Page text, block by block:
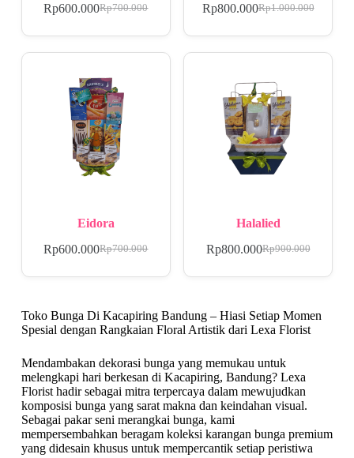
Rp700.000
Rp600.000 Rp1.000.000
Rp800.000
Eidora
Rp700.000
Rp600.000
Halalied
Rp900.000
Rp800.000
Toko Bunga Di Kacapiring Bandung – Hiasi Setiap Momen
Spesial dengan Rangkaian Floral Artistik dari Lexa Florist
Mendambakan dekorasi bunga yang memukau untuk
melengkapi hari berkesan di Kacapiring, Bandung? Lexa
Florist hadir sebagai mitra terpercaya dalam mewujudkan
komposisi bunga yang sarat makna dan keindahan visual.
Sebagai pakar seni merangkai bunga, kami
mempersembahkan beragam koleksi karangan bunga premium
yang didesain khusus untuk mempercantik setiap peristiwa